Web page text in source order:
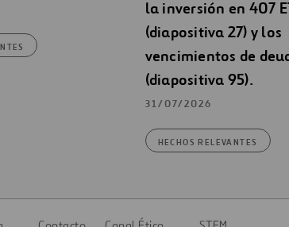
la inversión en 407
(diapositiva 27) y los
vencimientos de
(diapositiva 95).
31/07/2026
HECHOS RELEVANTES